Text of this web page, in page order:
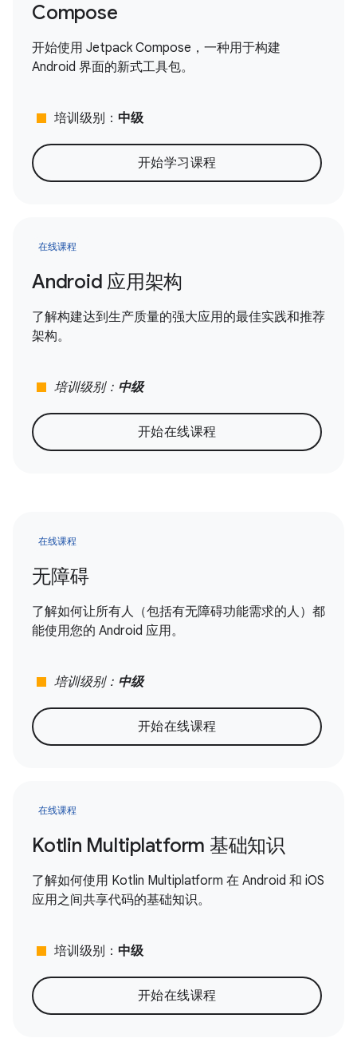
Compose
开始使用 Jetpack Compose，一种用于构建
Android 界面的新式工具包。
stop 培训级别： 中级
开始学习课程
在线课程
Android 应用架构
了解构建达到生产质量的强大应用的最佳实践和推荐
架构。
stop 培训级别： 中级
开始在线课程
在线课程
无障碍
了解如何让所有人（包括有无障碍功能需求的人）都
能使用您的 Android 应用。
stop 培训级别： 中级
开始在线课程
在线课程
Kotlin Multiplatform 基础知识
了解如何使用 Kotlin Multiplatform 在 Android 和 iOS
应用之间共享代码的基础知识。
stop 培训级别： 中级
开始在线课程